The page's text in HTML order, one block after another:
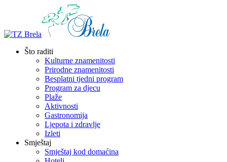
Što raditi
Kulturne znamenitosti
Prirodne znamenitosti
Besplatni tjedni program
Program za djecu
Plaže
Aktivnosti
Gastronomija
Ljepota i zdravlje
Izleti
Smještaj
Smještaj kod domaćina